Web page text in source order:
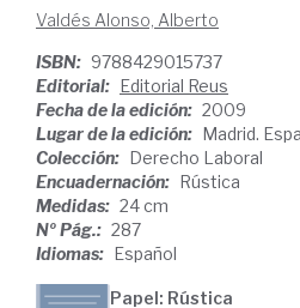
Valdés Alonso, Alberto
ISBN: 9788429015737
Editorial: Editorial Reus
Fecha de la edición: 2009
Lugar de la edición: Madrid.
Colección: Derecho Laboral
Encuadernación: Rústica
Medidas: 24 cm
Nº Pág.: 287
Idiomas: Español
Papel: Rústica